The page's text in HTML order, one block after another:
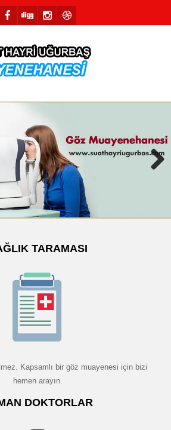
TARAMASI
Kapsamlı bir göz muayenesi için bizi
hemen arayın.
DOKTORLAR